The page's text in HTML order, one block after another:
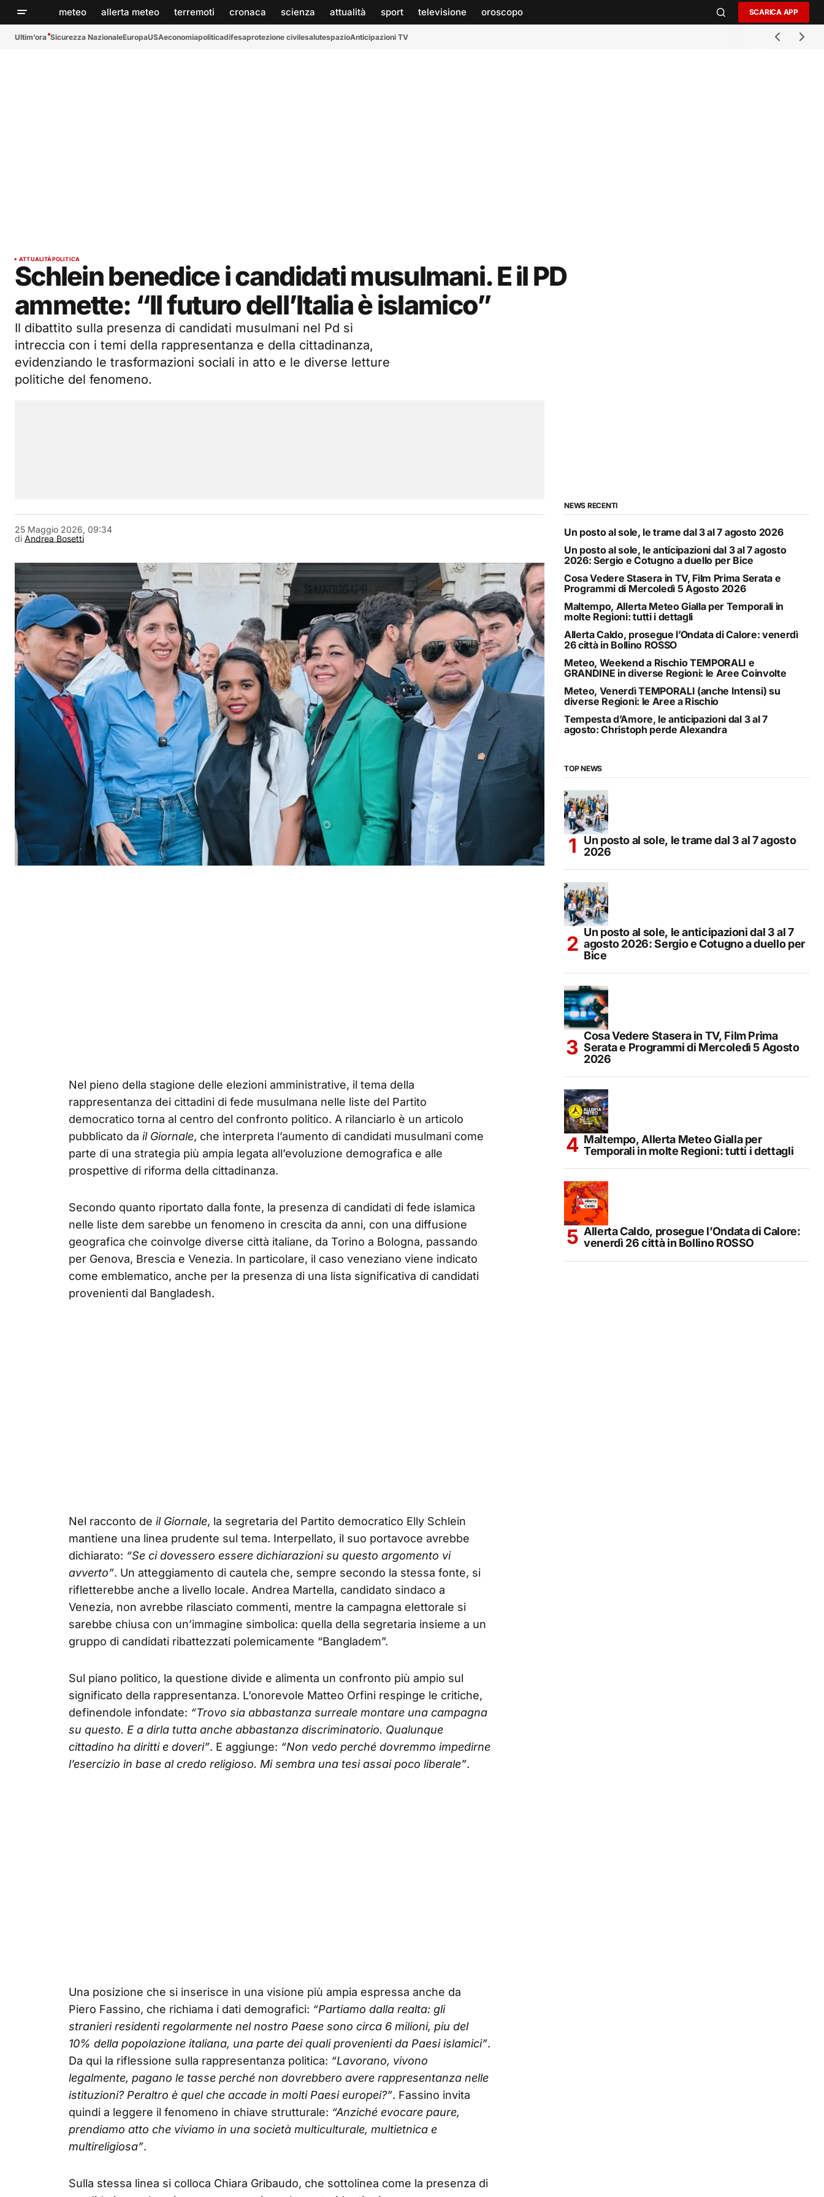
meteo allerta meteo terremoti cronaca scienza attualità sport televisione oroscopo SCARICA APP
Ultim’ora Sicurezza NazionaleEuropaUSAeconomiapoliticadifesaprotezione civilesalutespazioAnticipazioni TV
ATTUALITÀPOLITICA
Schlein benedice i candidati musulmani. E il PD
ammette: “Il futuro dell’Italia è islamico”
Il dibattito sulla presenza di candidati musulmani nel Pd si
intreccia con i temi della rappresentanza e della cittadinanza,
evidenziando le trasformazioni sociali in atto e le diverse letture
politiche del fenomeno.
di Andrea Bosetti
25 Maggio 2026, 09:34
Nel pieno della stagione delle elezioni amministrative, il tema della
rappresentanza dei cittadini di fede musulmana nelle liste del Partito
democratico torna al centro del confronto politico. A rilanciarlo è un articolo
pubblicato da il Giornale, che interpreta l’aumento di candidati musulmani come
parte di una strategia più ampia legata all’evoluzione demografica e alle
prospettive di riforma della cittadinanza.
Secondo quanto riportato dalla fonte, la presenza di candidati di fede islamica
nelle liste dem sarebbe un fenomeno in crescita da anni, con una diffusione
geografica che coinvolge diverse città italiane, da Torino a Bologna, passando
per Genova, Brescia e Venezia. In particolare, il caso veneziano viene indicato
come emblematico, anche per la presenza di una lista significativa di candidati
provenienti dal Bangladesh.
Nel racconto de il Giornale, la segretaria del Partito democratico Elly Schlein
mantiene una linea prudente sul tema. Interpellato, il suo portavoce avrebbe
dichiarato: “Se ci dovessero essere dichiarazioni su questo argomento vi
avverto”. Un atteggiamento di cautela che, sempre secondo la stessa fonte, si
rifletterebbe anche a livello locale. Andrea Martella, candidato sindaco a
Venezia, non avrebbe rilasciato commenti, mentre la campagna elettorale si
sarebbe chiusa con un’immagine simbolica: quella della segretaria insieme a un
gruppo di candidati ribattezzati polemicamente “Bangladem”.
Sul piano politico, la questione divide e alimenta un confronto più ampio sul
significato della rappresentanza. L’onorevole Matteo Orfini respinge le critiche,
definendole infondate: “Trovo sia abbastanza surreale montare una campagna
su questo. E a dirla tutta anche abbastanza discriminatorio. Qualunque
cittadino ha diritti e doveri”. E aggiunge: “Non vedo perché dovremmo impedirne
l’esercizio in base al credo religioso. Mi sembra una tesi assai poco liberale”.
Una posizione che si inserisce in una visione più ampia espressa anche da
Piero Fassino, che richiama i dati demografici: “Partiamo dalla realta: gli
stranieri residenti regolarmente nel nostro Paese sono circa 6 milioni, piu del
10% della popolazione italiana, una parte dei quali provenienti da Paesi islamici”.
Da qui la riflessione sulla rappresentanza politica: “Lavorano, vivono
legalmente, pagano le tasse perché non dovrebbero avere rappresentanza nelle
istituzioni? Peraltro è quel che accade in molti Paesi europei?”. Fassino invita
quindi a leggere il fenomeno in chiave strutturale: “Anziché evocare paure,
prendiamo atto che viviamo in una società multiculturale, multietnica e
multireligiosa”.
Sulla stessa linea si colloca Chiara Gribaudo, che sottolinea come la presenza di
NEWS RECENTI
Un posto al sole, le trame dal 3 al 7 agosto 2026
Un posto al sole, le anticipazioni dal 3 al 7 agosto
2026: Sergio e Cotugno a duello per Bice
Cosa Vedere Stasera in TV, Film Prima Serata e
Programmi di Mercoledì 5 Agosto 2026
Maltempo, Allerta Meteo Gialla per Temporali in
molte Regioni: tutti i dettagli
Allerta Caldo, prosegue l’Ondata di Calore: venerdì
26 città in Bollino ROSSO
Meteo, Weekend a Rischio TEMPORALI e
GRANDINE in diverse Regioni: le Aree Coinvolte
Meteo, Venerdì TEMPORALI (anche Intensi) su
diverse Regioni: le Aree a Rischio
Tempesta d’Amore, le anticipazioni dal 3 al 7
agosto: Christoph perde Alexandra
TOP NEWS
Un posto al sole, le trame dal 3 al 7 agosto
2026
Un posto al sole, le anticipazioni dal 3 al 7
agosto 2026: Sergio e Cotugno a duello per
Bice
Cosa Vedere Stasera in TV, Film Prima
Serata e Programmi di Mercoledì 5 Agosto
2026
Maltempo, Allerta Meteo Gialla per
Temporali in molte Regioni: tutti i dettagli
Allerta Caldo, prosegue l’Ondata di Calore:
venerdì 26 città in Bollino ROSSO